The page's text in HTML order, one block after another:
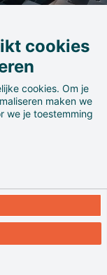
het verhaal
van
authentieke
verhalen.
de Eerste
zo dichtbij
cookies
cookies. Om je
maken we
we je toestemming